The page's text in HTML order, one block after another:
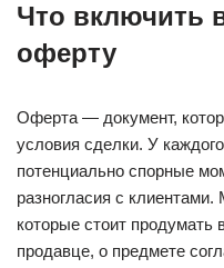
Что включить
оферту
Оферта — документ,
условия сделки. У
потенциально спорные
разногласия с
которые стоит
продавце, о предмете